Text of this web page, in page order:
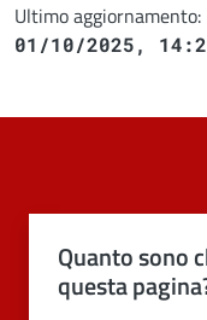
Ultimo aggiornamento:
01/10/2025,
Quanto sono
questa